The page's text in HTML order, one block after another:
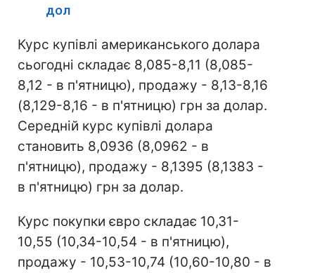
дол
Курс купівлі американського долара
сьогодні складає 8,085-8,11 (8,085-
8,12 - в п'ятницю), продажу - 8,13-8,16
(8,129-8,16 - в п'ятницю) грн за долар.
Середній курс купівлі долара
становить 8,0936 (8,0962 - в
п'ятницю), продажу - 8,1395 (8,1383 -
в п'ятницю) грн за долар.
Курс покупки євро складає 10,31-
10,55 (10,34-10,54 - в п'ятницю),
продажу - 10,53-10,74 (10,60-10,80 - в